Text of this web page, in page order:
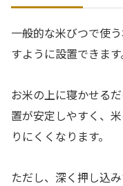
一般的な米びつで使
すように設置できます
お米の上に寝かせる
置が安定しやすく、
りにくくなります。
ただし、深く押し込